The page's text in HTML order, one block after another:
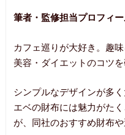
筆者・監修担当プロフィ
カフェ巡りが大好き。趣
美容・ダイエットのコツを
シンプルなデザインが多
エベの財布には魅力がた
が、同社のおすすめ財布や